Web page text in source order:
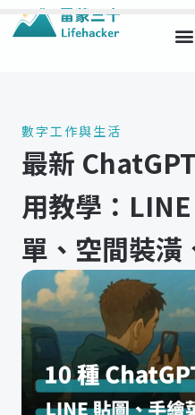
數字工作與生活
最新
用教學：
單、空間裝潢